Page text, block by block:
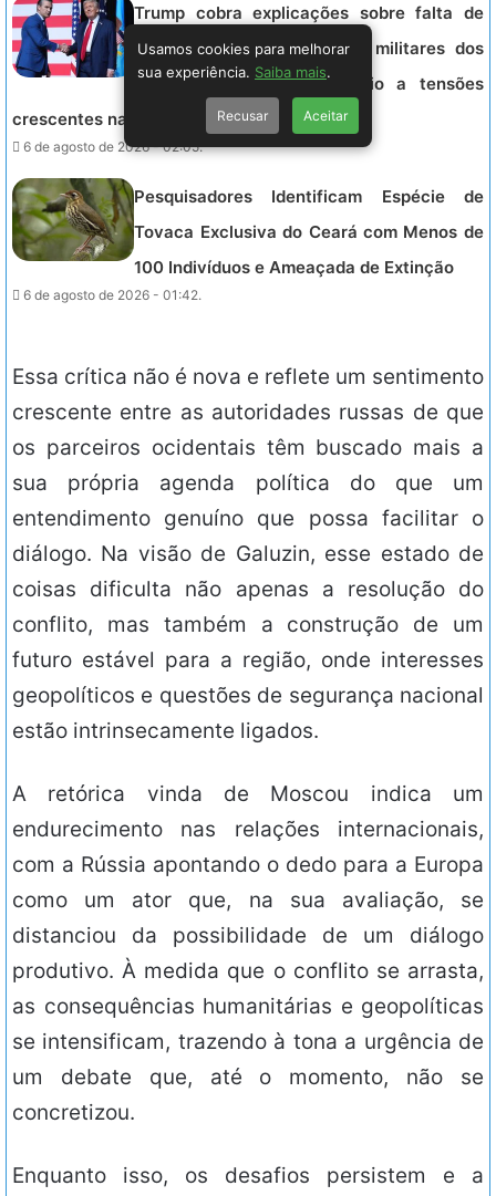
Trump cobra explicações sobre falta de
munições que limita ações militares dos
EUA contra o Irã, em meio a tensões
crescentes na região.
6 de agosto de 2026 - 02:05.
Pesquisadores Identificam Espécie de
Tovaca Exclusiva do Ceará com Menos de
100 Indivíduos e Ameaçada de Extinção
6 de agosto de 2026 - 01:42.
Essa crítica não é nova e reflete um sentimento
crescente entre as autoridades russas de que
os parceiros ocidentais têm buscado mais a
sua própria agenda política do que um
entendimento genuíno que possa facilitar o
diálogo. Na visão de Galuzin, esse estado de
coisas dificulta não apenas a resolução do
conflito, mas também a construção de um
futuro estável para a região, onde interesses
geopolíticos e questões de segurança nacional
estão intrinsecamente ligados.
A retórica vinda de Moscou indica um
endurecimento nas relações internacionais,
com a Rússia apontando o dedo para a Europa
como um ator que, na sua avaliação, se
distanciou da possibilidade de um diálogo
produtivo. À medida que o conflito se arrasta,
as consequências humanitárias e geopolíticas
se intensificam, trazendo à tona a urgência de
um debate que, até o momento, não se
concretizou.
Enquanto isso, os desafios persistem e a
Usamos cookies para melhorar
sua experiência. Saiba mais.
Recusar Aceitar